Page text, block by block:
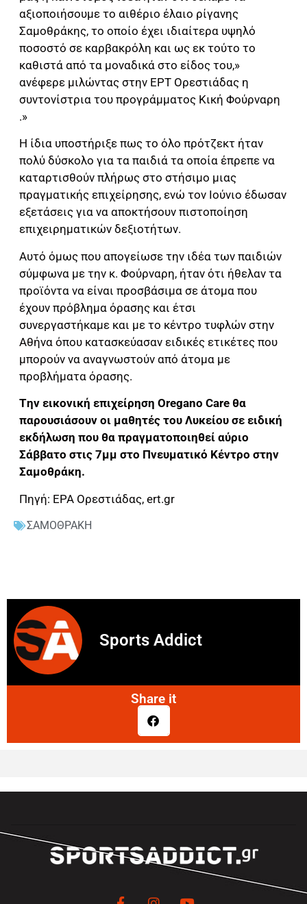
αξιοποιήσουμε το αιθέριο έλαιο ρίγανης
Σαμοθράκης, το οποίο έχει ιδιαίτερα υψηλό
ποσοστό σε καρβακρόλη και ως εκ τούτο το
καθιστά από τα μοναδικά στο είδος του,»
ανέφερε μιλώντας στην ΕΡΤ Ορεστιάδας η
συντονίστρια του προγράμματος Κική Φούρναρη
.»
Η ίδια υποστήριξε πως το όλο πρότζεκτ ήταν
πολύ δύσκολο για τα παιδιά τα οποία έπρεπε να
καταρτισθούν πλήρως στο στήσιμο μιας
πραγματικής επιχείρησης, ενώ τον Ιούνιο έδωσαν
εξετάσεις για να αποκτήσουν πιστοποίηση
επιχειρηματικών δεξιοτήτων.
Αυτό όμως που απογείωσε την ιδέα των παιδιών
σύμφωνα με την κ. Φούρναρη, ήταν ότι ήθελαν τα
προϊόντα να είναι προσβάσιμα σε άτομα που
έχουν πρόβλημα όρασης και έτσι
συνεργαστήκαμε και με το κέντρο τυφλών στην
Αθήνα όπου κατασκεύασαν ειδικές ετικέτες που
μπορούν να αναγνωστούν από άτομα με
προβλήματα όρασης.
Tην εικονική επιχείρηση Oregano Care θα
παρουσιάσουν οι μαθητές του Λυκείου σε ειδική
εκδήλωση που θα πραγματοποιηθεί αύριο
Σάββατο στις 7μμ στο Πνευματικό Κέντρο στην
Σαμοθράκη.
Πηγή: ΕΡΑ Ορεστιάδας, ert.gr
ΣΑΜΟΘΡΑΚΗ
Sports Addict
Share it